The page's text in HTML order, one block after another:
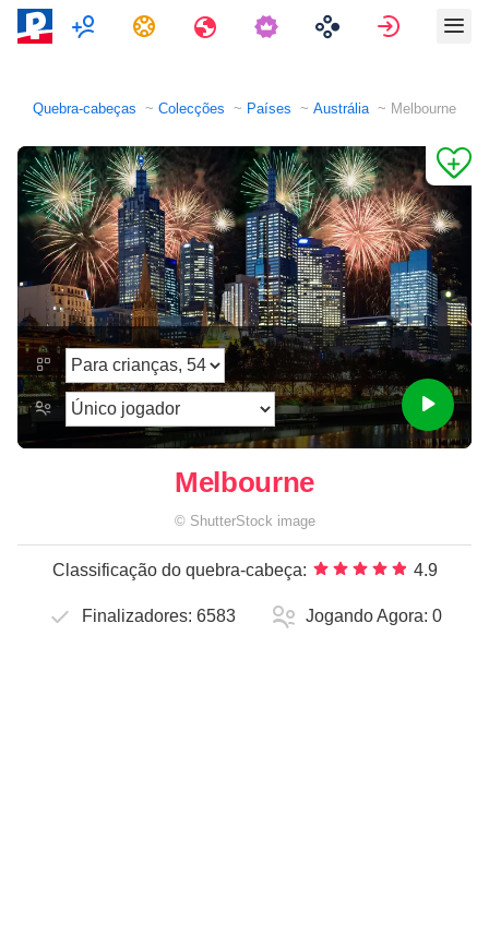
Multijogador
Tarefas Viagens Assinar
Quebra-cabeças Colecções Países Austrália Melbourne
Melbourne
© ShutterStock image
Classificação do quebra-cabeça: 4.9
Finalizadores: 6583 Jogando Agora: 0